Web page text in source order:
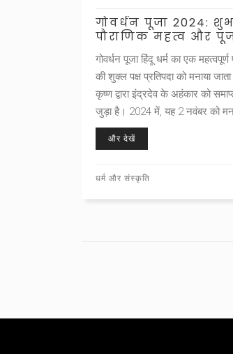
गोवर्धन पूजा 2024:
पौराणिक महत्व और
गोवर्धन पूजा हिंदू धर्म का एक महत्वपूर्ण
की शुक्ल पक्ष प्रतिपदा को मनाया
कृष्ण द्वारा इंद्रदेव के अहंकार को
जुड़ा है। 2024 में, यह 2 नवंबर को
गोवर्धन पर्वत की पूजा की जाती है। इस
संरक्षण और समुदाय की महत्ता को भी
और देखें
धर्म और संस्कृति